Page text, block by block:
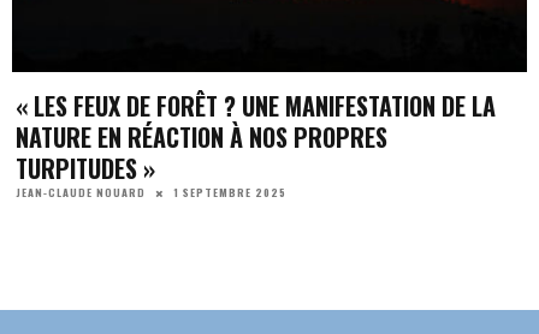
« LES FEUX DE FORÊT ? UNE MANIFESTATION DE LA
NATURE EN RÉACTION À NOS PROPRES
TURPITUDES »
JEAN-CLAUDE NOUARD 1 SEPTEMBRE 2025